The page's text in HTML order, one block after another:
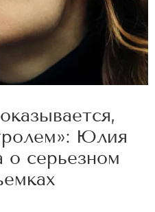
Юлия
о серьезном